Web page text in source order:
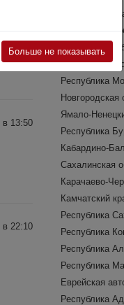
13:50
в 22:10
Больше не показывать
Псковская
Костромская
Мурманская
Чувашская
Республика
Новгородская
Ямало-
Республика
Кабардино-
Сахалинская
Карачаево-
Камчатский
Республика
Республика
Республика
Республика
Еврейская
Республика